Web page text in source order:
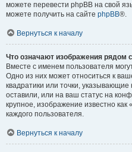
можете перевести phpBB на свой
можете получить на сайте phpBB®.
Вернуться к началу
Что означают изображения рядом
Вместе с именем пользователя
Одно из них может относиться к
квадратики или точки,
оставили, или на ваш статус на
крупное, изображение известно
каждого пользователя.
Вернуться к началу